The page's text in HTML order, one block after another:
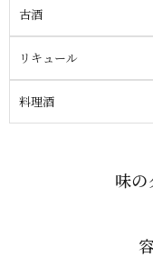
古酒
リキュール
料理酒
味の